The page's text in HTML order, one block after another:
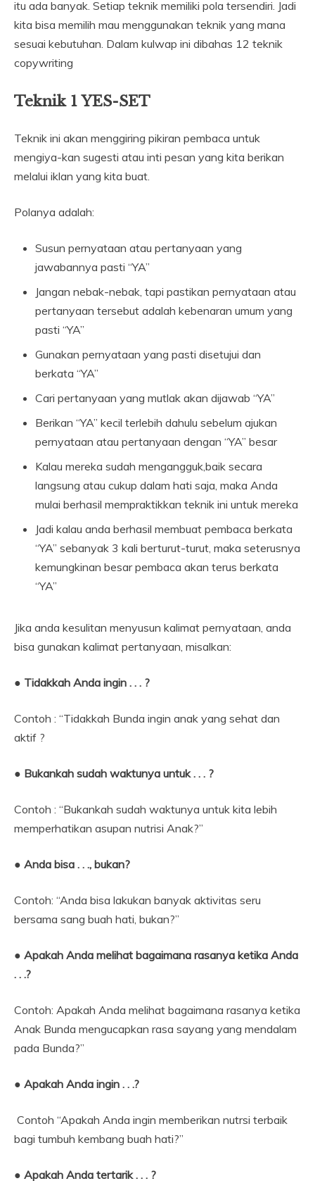
itu ada banyak. Setiap teknik memiliki pola tersendiri. Jadi
kita bisa memilih mau menggunakan teknik yang mana
sesuai kebutuhan. Dalam kulwap ini dibahas 12 teknik
copywriting
Teknik 1 YES-SET
Teknik ini akan menggiring pikiran pembaca untuk
mengiya-kan sugesti atau inti pesan yang kita berikan
melalui iklan yang kita buat.
Polanya adalah:
Susun pernyataan atau pertanyaan yang
jawabannya pasti “YA”
Jangan nebak-nebak, tapi pastikan pernyataan atau
pertanyaan tersebut adalah kebenaran umum yang
pasti “YA”
Gunakan pernyataan yang pasti disetujui dan
berkata “YA”
Cari pertanyaan yang mutlak akan dijawab “YA”
Berikan “YA” kecil terlebih dahulu sebelum ajukan
pernyataan atau pertanyaan dengan “YA” besar
Kalau mereka sudah mengangguk,baik secara
langsung atau cukup dalam hati saja, maka Anda
mulai berhasil mempraktikkan teknik ini untuk mereka
Jadi kalau anda berhasil membuat pembaca berkata
“YA” sebanyak 3 kali berturut-turut, maka seterusnya
kemungkinan besar pembaca akan terus berkata
“YA”
Jika anda kesulitan menyusun kalimat pernyataan, anda
bisa gunakan kalimat pertanyaan, misalkan:
● Tidakkah Anda ingin . . . ?
Contoh : “Tidakkah Bunda ingin anak yang sehat dan
aktif ?
● Bukankah sudah waktunya untuk . . . ?
Contoh : “Bukankah sudah waktunya untuk kita lebih
memperhatikan asupan nutrisi Anak?”
● Anda bisa . . ., bukan?
Contoh: “Anda bisa lakukan banyak aktivitas seru
bersama sang buah hati, bukan?”
● Apakah Anda melihat bagaimana rasanya ketika Anda
. . .?
Contoh: Apakah Anda melihat bagaimana rasanya ketika
Anak Bunda mengucapkan rasa sayang yang mendalam
pada Bunda?”
● Apakah Anda ingin . . .?
Contoh “Apakah Anda ingin memberikan nutrsi terbaik
bagi tumbuh kembang buah hati?”
● Apakah Anda tertarik . . . ?